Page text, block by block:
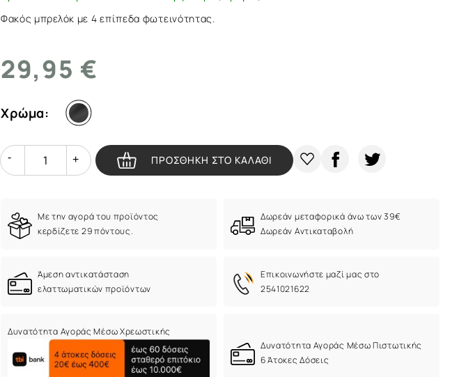
Φακός μπρελόκ με 4 επίπεδα φωτεινότητας.
29,95 €
Χρώμα:
Quantity
Quantity ΠΡΟΣΘΗΚΗ ΣΤΟ ΚΑΛΑΘΙ
Με την αγορά του προϊόντος
κερδίζετε 29 πόντους.
Δωρεάν μεταφορικά άνω των 39€
Δωρεάν Αντικαταβολή
Άμεση αντικατάσταση
ελαττωματικών προϊόντων
Eπικοινωνήστε μαζί μας στο
2541021622
Δυνατότητα Αγοράς Μέσω Χρεωστικής
Δυνατότητα Αγοράς Μέσω Πιστωτικής
6 Άτοκες Δόσεις